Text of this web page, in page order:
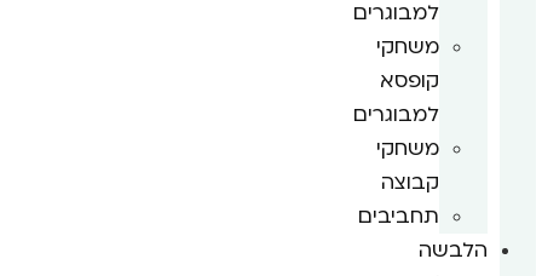
למבוגרים
משחקי
קופסא
למבוגרים
משחקי
קבוצה
תחביבים
הלבשה